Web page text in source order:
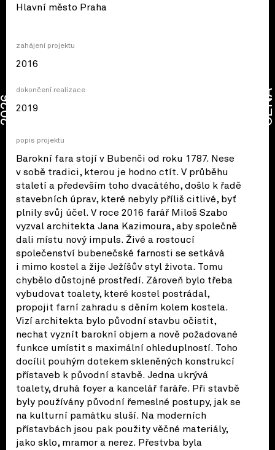
Hlavní město Praha
zahájení projektu
2016
dokončení realizace
2019
popis projektu
Barokní fara stojí v Bubenči od roku 1787. Nese
v sobě tradici, kterou je hodno ctít. V průběhu
staletí a především toho dvacátého, došlo k řadě
stavebních úprav, které nebyly příliš citlivé, byť
plnily svůj účel. V roce 2016 farář Miloš Szabo
vyzval architekta Jana Kazimoura, aby společně
dali místu nový impuls. Živé a rostoucí
společenství bubenečské farnosti se setkává
i mimo kostel a žije Ježíšův styl života. Tomu
chybělo důstojné prostředí. Zároveň bylo třeba
vybudovat toalety, které kostel postrádal,
propojit farní zahradu s děním kolem kostela.
Vizí architekta bylo původní stavbu očistit,
nechat vyznít barokní objem a nově požadované
funkce umístit s maximální ohleduplností. Toho
docílil pouhým dotekem skleněných konstrukcí
přístaveb k původní stavbě. Jedna ukrývá
toalety, druhá foyer a kancelář faráře. Při stavbě
byly používány původní řemeslné postupy, jak se
na kulturní památku sluší. Na moderních
přístavbách jsou pak použity věčné materiály,
jako sklo, mramor a nerez. Přestvba byla
2026 CENA